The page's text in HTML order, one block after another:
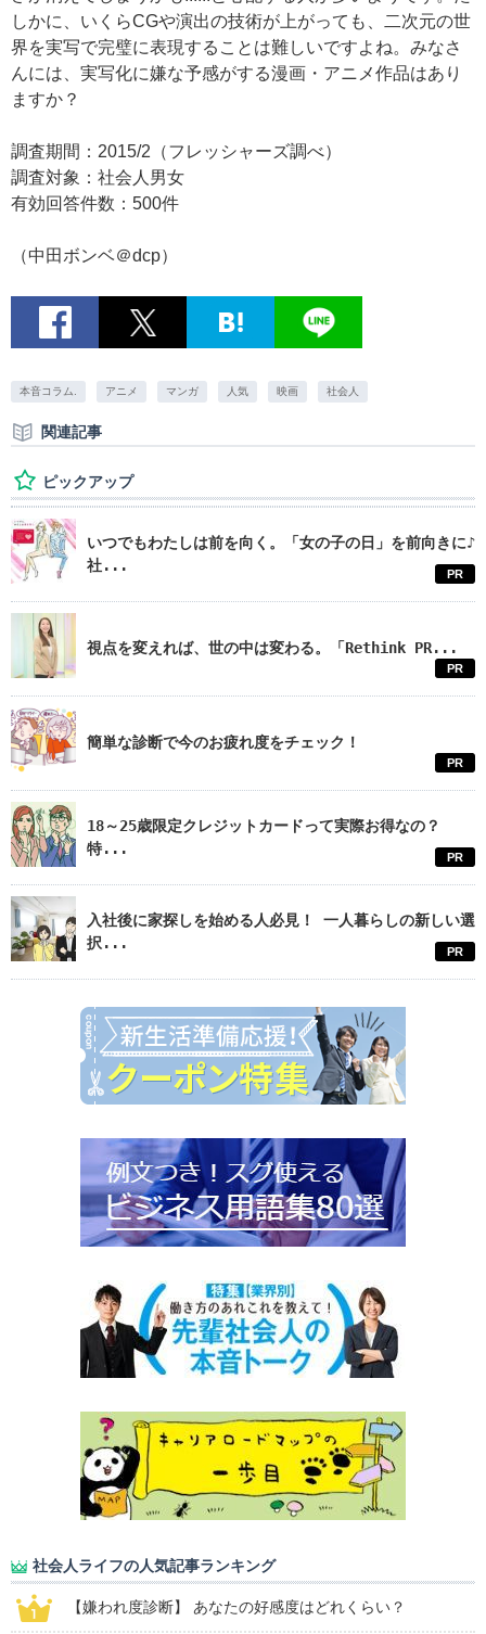
しかに、いくらCGや演出の技術が上がっても、二次元の世
界を実写で完璧に表現することは難しいですよね。みなさ
んには、実写化に嫌な予感がする漫画・アニメ作品はあり
ますか？
調査期間：2015/2（フレッシャーズ調べ）
調査対象：社会人男女
有効回答件数：500件
（中田ボンベ＠dcp）
本音コラム. アニメ マンガ 人気 映画 社会人
関連記事
ピックアップ
いつでもわたしは前を向く。「女の子の日」を前向きに♪
社...
PR
視点を変えれば、世の中は変わる。「Rethink PR...
PR
簡単な診断で今のお疲れ度をチェック！
PR
18～25歳限定クレジットカードって実際お得なの？
特...
PR
入社後に家探しを始める人必見！ 一人暮らしの新しい選
択...
PR
社会人ライフの人気記事ランキング
【嫌われ度診断】 あなたの好感度はどれくらい？